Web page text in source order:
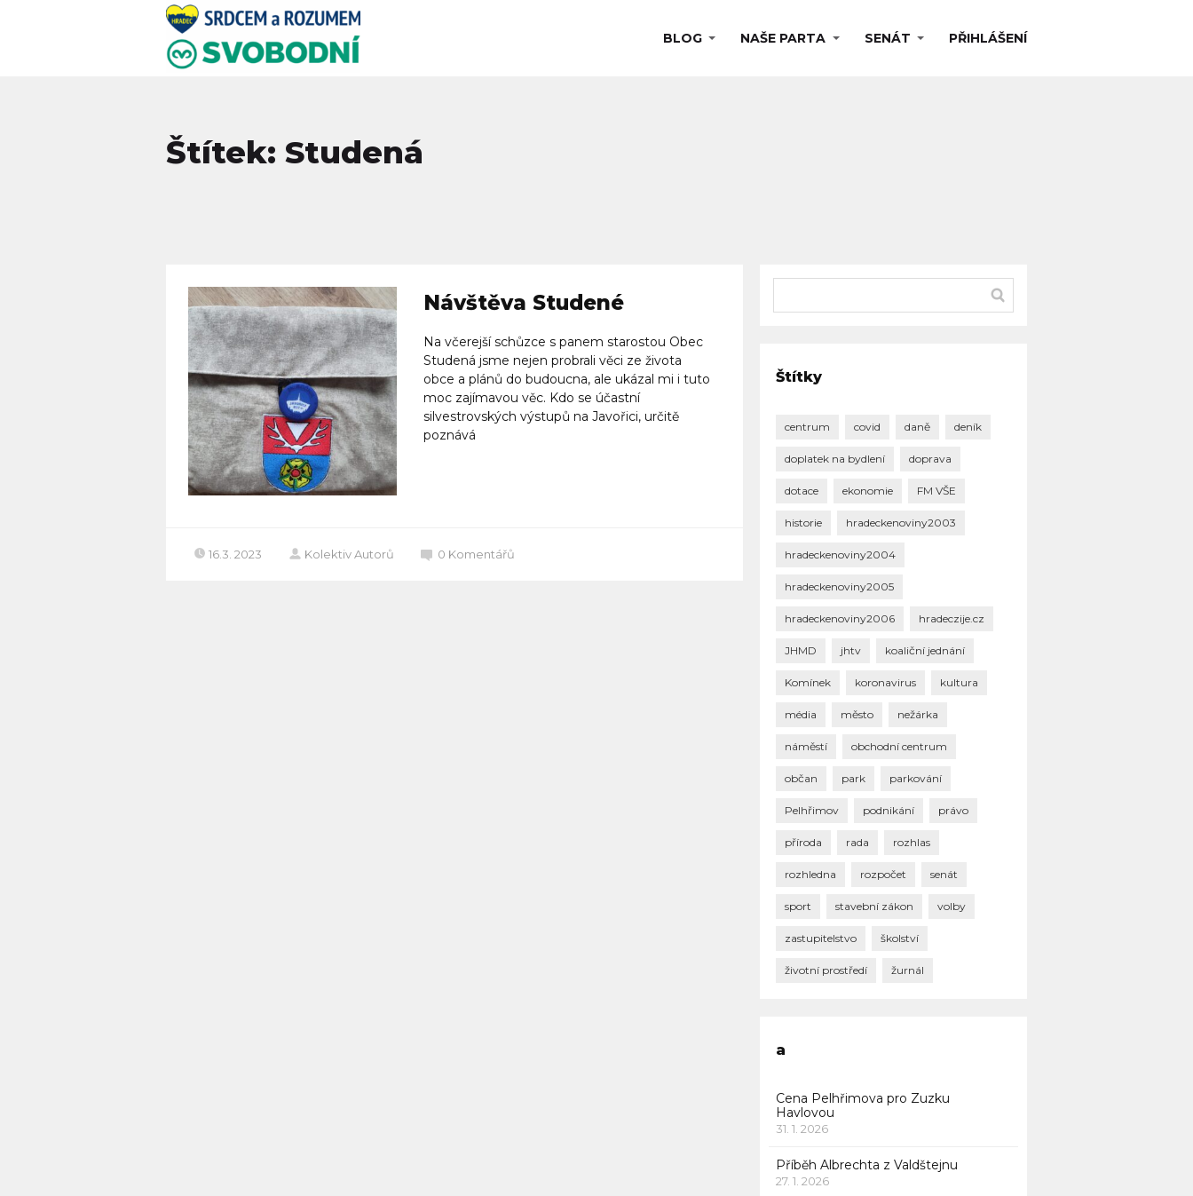
BLOG NAŠE PARTA SENÁT PŘIHLÁŠENÍ
Štítek: Studená
Návštěva Studené
Na včerejší schůzce s panem starostou Obec
Studená jsme nejen probrali věci ze života
obce a plánů do budoucna, ale ukázal mi i tuto
moc zajímavou věc. Kdo se účastní
silvestrovských výstupů na Javořici, určitě
poznává
16.3. 2023 Kolektiv Autorů 0 Komentářů
Štítky
centrum covid daně deník
doplatek na bydlení doprava
dotace ekonomie FM VŠE
historie hradeckenoviny2003
hradeckenoviny2004
hradeckenoviny2005
hradeckenoviny2006 hradeczije.cz
JHMD jhtv koaliční jednání
Komínek koronavirus kultura
média město nežárka
náměstí obchodní centrum
občan park parkování
Pelhřimov podnikání právo
příroda rada rozhlas
rozhledna rozpočet senát
sport stavební zákon volby
zastupitelstvo školství
životní prostředí žurnál
a
Cena Pelhřimova pro Zuzku
Havlovou
31. 1. 2026
Příběh Albrechta z Valdštejnu
27. 1. 2026